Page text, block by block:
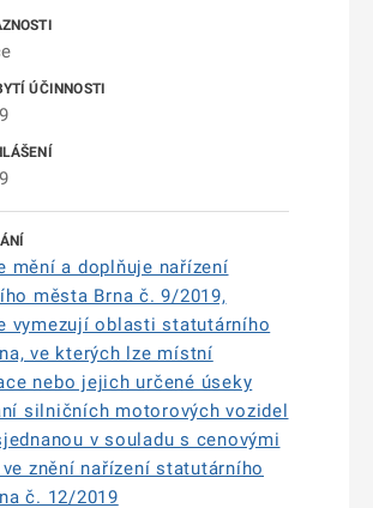
mění a doplňuje nařízení
města Brna č. 9/2019,
vymezují oblasti statutárního
ve kterých lze místní
nebo jejich určené úseky
silničních motorových vozidel
v souladu s cenovými
ve znění nařízení statutárního
č. 12/2019